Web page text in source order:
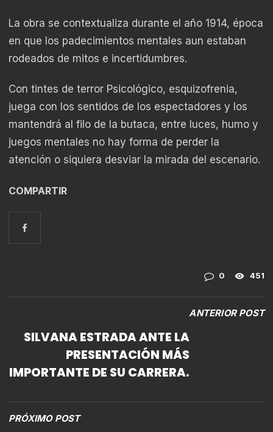
La obra se contextualiza durante el año 1914, época
en que los padecimientos mentales aun estaban
rodeados de mitos e incertidumbres.
Con tintes de terror Psicológico, esquizofrenia,
juega con los sentidos de los espectadores y los
mantendrá al filo de la butaca, entre luces, humo y
juegos mentales no hay forma de perder la
atención o siquiera desviar la mirada del escenario.
COMPARTIR
0 451
ANTERIOR POST
SILVANA ESTRADA ANTE LA
PRESENTACIÓN MÁS
IMPORTANTE DE SU CARRERA.
PRÓXIMO POST